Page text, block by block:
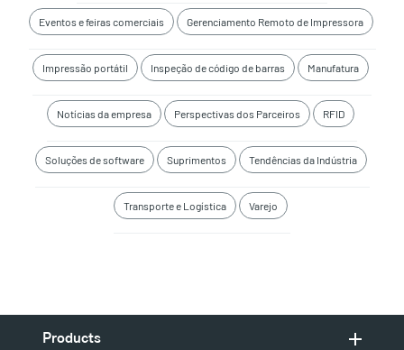
Eventos e feiras comerciais Gerenciamento Remoto de Impressora
Impressão portátil Inspeção de código de barras Manufatura
Notícias da empresa Perspectivas dos Parceiros RFID
Soluções de software Suprimentos Tendências da Indústria
Transporte e Logística Varejo
Products